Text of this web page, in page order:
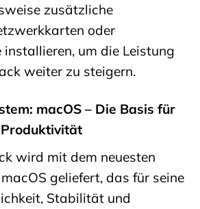
zusätzliche
oder
installieren, um die Leistung
weiter zu steigern.
macOS – Die Basis für
wird mit dem neuesten
geliefert, das für seine
Stabilität und